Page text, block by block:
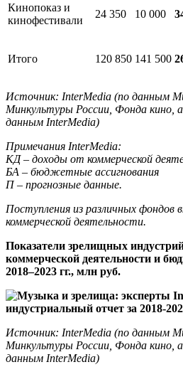
Кинопоказ и
кинофестивали
24 350 10 000
Итого 120 850 141 500
Источник: InterMedia (по данным
Минкультуры России, Фонда кино,
данным InterMedia)
Примечания InterMedia:
КД – доходы от коммерческой
БА – бюджетные ассигнования
П – прогнозные данные.
Поступления из различных фондов
коммерческой деятельности.
Показатели зрелищных
коммерческой деятельности и
2018–2023 гг., млн руб.
Источник: InterMedia (по данным
Минкультуры России, Фонда кино,
данным InterMedia)